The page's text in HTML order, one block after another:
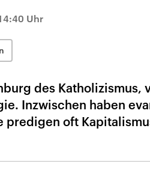
Uhr
des Katholizismus,
Inzwischen haben
predigen oft